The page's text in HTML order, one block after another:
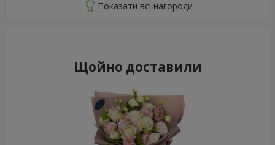
Щойно доставили